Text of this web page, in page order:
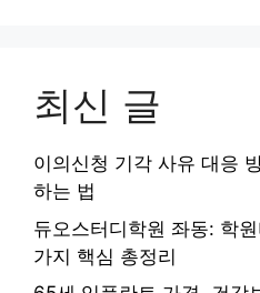
최신 글
이의신청 기각 사유 대응
하는 법
듀오스터디학원 좌동: 학
가지 핵심 총정리